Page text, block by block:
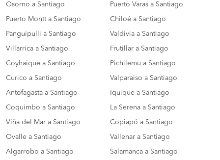
Osorno a Santiago Puerto Varas a Santiago
Puerto Montt a Santiago Chiloé a Santiago
Panguipulli a Santiago Valdivia a Santiago
Villarrica a Santiago Frutillar a Santiago
Coyhaique a Santiago Pichilemu a Santiago
Curico a Santiago Valparaiso a Santiago
Antofagasta a Santiago Iquique a Santiago
Coquimbo a Santiago La Serena a Santiago
Viña del Mar a Santiago Copiapó a Santiago
Ovalle a Santiago Vallenar a Santiago
Algarrobo a Santiago Salamanca a Santiago